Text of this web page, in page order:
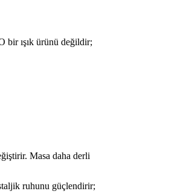
bir ışık ürünü değildir;
Masa daha derli
ruhunu güçlendirir;